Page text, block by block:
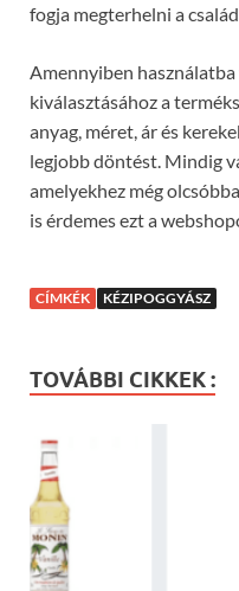
fogja megterhelni a
Amennyiben használatba
kiválasztásához a
anyag, méret, ár és
legjobb döntést. Mindig
amelyekhez még
is érdemes ezt a
CÍMKÉK KÉZIPOGGYÁSZ
TOVÁBBI CIKKEK :